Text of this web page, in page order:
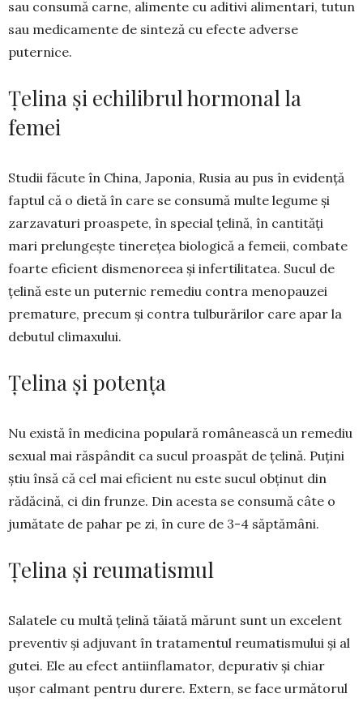
sau con­sumă car­ne, alimente cu adi­tivi ali­mentari, tutun
sau medi­ca­men­te de sin­teză cu efecte adverse
puternice.
Țelina și echilibrul hormonal la
femei
Studii făcute în China, Japonia, Ru­sia au pus în evidență
faptul că o dietă în care se con­sumă multe legume și
zar­za­vaturi proas­pete, în special țelină, în cantități
mari prelungește tinerețea biologică a fe­meii, combate
foar­te eficient dismeno­reea și infer­tilitatea. Sucul de
țeli­nă este un puternic re­mediu contra menopauzei
pre­mature, precum și con­tra tulburărilor care apar la
de­butul climaxului.
Țelina și potența
Nu există în medicina populară românească un remediu
sexual mai răspândit ca sucul proaspăt de țelină. Puțini
știu însă că cel mai eficient nu este sucul obținut din
rădăcină, ci din frunze. Din acesta se consumă câte o
jumătate de pahar pe zi, în cure de 3-4 săptămâni.
Țelina și reumatismul
Salatele cu multă țelină tăiată mărunt sunt un ex­ce­lent
preventiv și adjuvant în tratamentul reu­ma­tis­mu­lui și al
gutei. Ele au efect antiin­fla­mator, depu­ra­tiv și chiar
ușor calmant pen­tru durere. Extern, se face urmă­to­rul